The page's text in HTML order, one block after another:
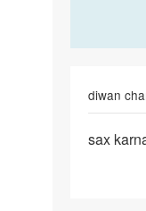
diwan
sax
sax